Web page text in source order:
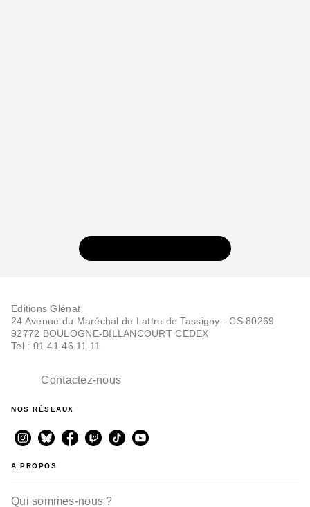
Editions Glénat
24 Avenue du Maréchal de Lattre de Tassigny - CS 80269
92772 BOULOGNE-BILLANCOURT CEDEX
Tel : 01.41.46.11.11
Contactez-nous
NOS RÉSEAUX
A PROPOS
Qui sommes-nous ?